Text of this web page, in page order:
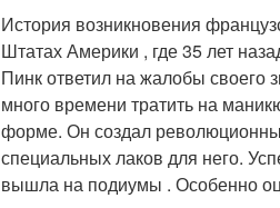
История возникновения
Штатах Америки , где 35 лет
Пинк ответил на жалобы своего
много времени тратить на
форме. Он создал
специальных лаков для него.
вышла на подиумы . Особенно